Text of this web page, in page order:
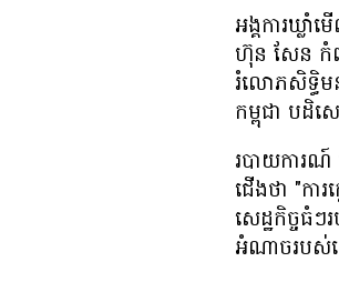
អង្គការ​ឃ្ល
ហ៊ុន សែន កំ
រំលោភ​សិទ្ធិម
កម្ពុជា បដិស
របាយការ
ជើង​ថា "កា
សេដ្ឋកិច្ច​ធំ
អំណាច​រប